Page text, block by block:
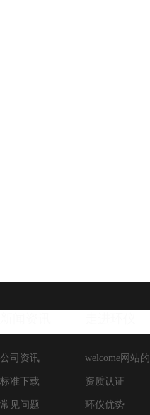
公司资讯
标准下载
常见问题
welcome网站
资质认证
环仪优势